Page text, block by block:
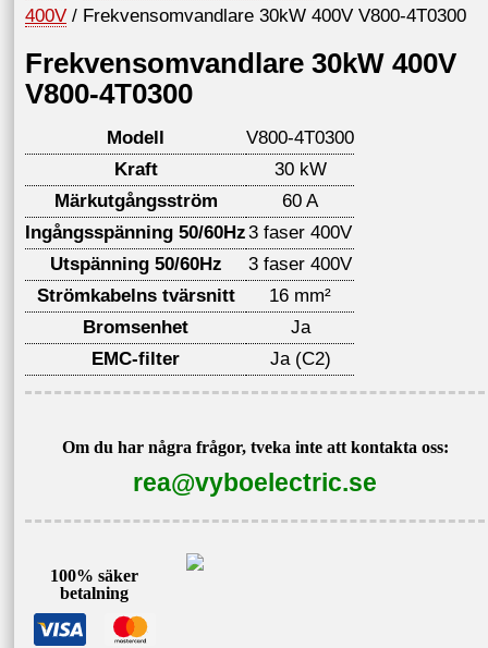
400V / Frekvensomvandlare 30kW 400V V800-4T0300
Frekvensomvandlare 30kW 400V
V800-4T0300
Modell
V800-4T0300
Kraft
30 kW
Märkutgångsström
60 A
Ingångsspänning 50/60Hz3 faser 400V
Utspänning 50/60Hz
3 faser 400V
Strömkabelns tvärsnitt
16 mm²
Bromsenhet
Ja
EMC-filter
Ja (C2)
Om du har några frågor, tveka inte att kontakta oss:
rea@vyboelectric.se
100% säker
betalning